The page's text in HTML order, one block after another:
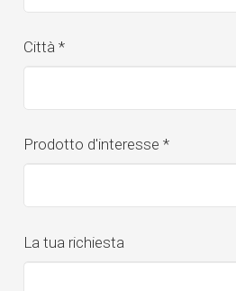
Città *
Prodotto d'interesse *
La tua richiesta